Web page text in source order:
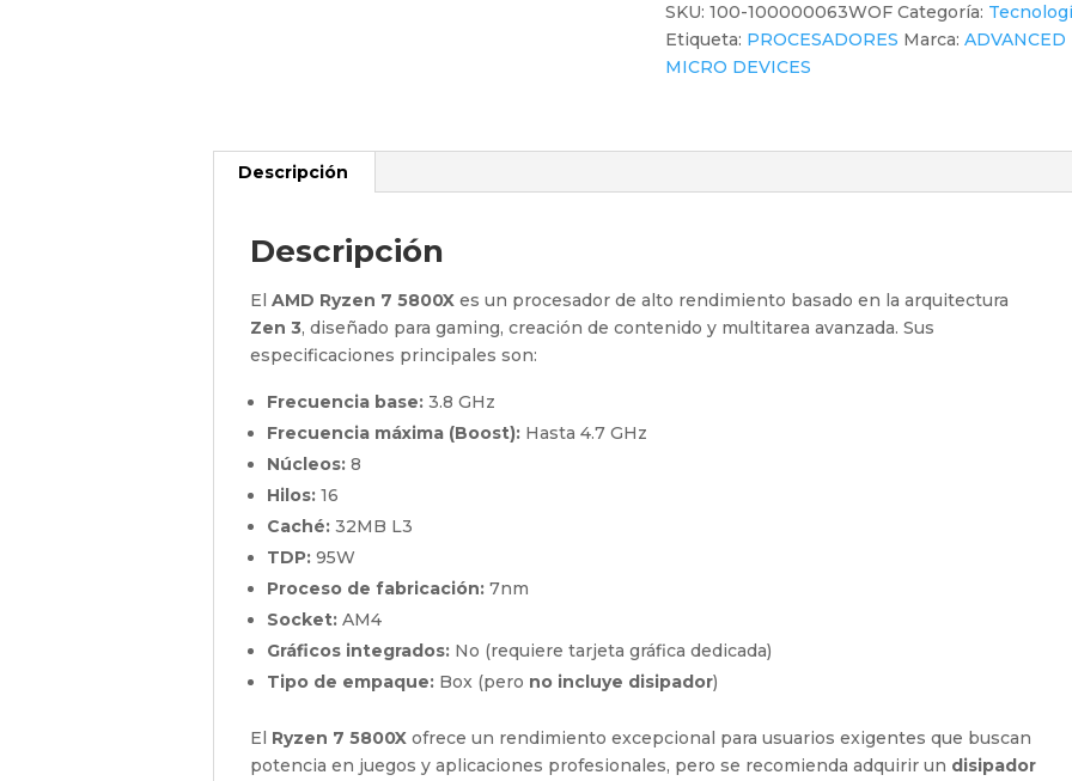
5800X
3.8GHZ
95W
VIDEO
SIN
SKU:100-100000063WOF Categoría:
Etiqueta: PROCESADORES Marca:ADVANCED
MICRO DEVICES
Descripción
Descripción
El AMD Ryzen 7 5800X es un procesador de alto rendimiento basado en la arquitectura
Zen 3, diseñado para gaming, creación de contenido y multitarea avanzada. Sus
especificaciones principales son:
Frecuencia base: 3.8 GHz
Frecuencia máxima (Boost): Hasta 4.7 GHz
Núcleos: 8
Hilos: 16
Caché: 32MB L3
TDP: 95W
Proceso de fabricación: 7nm
Socket: AM4
Gráficos integrados: No (requiere tarjeta gráfica dedicada)
Tipo de empaque: Box (pero no incluye disipador)
El Ryzen 7 5800X ofrece un rendimiento excepcional para usuarios exigentes que buscan
potencia en juegos y aplicaciones profesionales, pero se recomienda adquirir un disipador